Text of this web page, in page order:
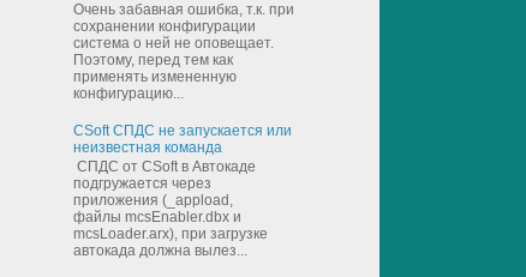
Очень забавная ошибка, т.к. при
сохранении конфигурации
система о ней не оповещает.
Поэтому, перед тем как
применять измененную
конфигурацию...
CSoft СПДС не запускается или
неизвестная команда
СПДС от CSoft в Автокаде
подгружается через
приложения (_appload,
файлы mcsEnabler.dbx и
mcsLoader.arx), при загрузке
автокада должна вылез...